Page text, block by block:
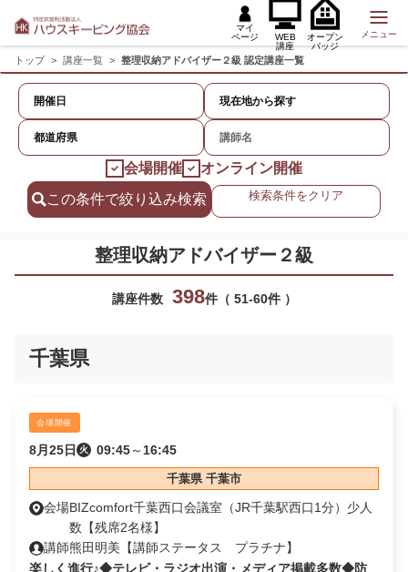
マイ
ページ
WEB
講座
オープン
バッジ
メニュー
トップ > 講座一覧 > 整理収納アドバイザー２級 認定講座一覧
開催日 現在地から探す
会場開催
オンライン開催
この条件で絞り込み検索
検索条件をクリア
整理収納アドバイザー２級
講座件数 398件 51-60件
千葉県
会場開催
8月25日 火 09:45～ 16:45
千葉県 千葉市
会場BIZcomfort千葉西口会議室（JR千葉駅西口1分）少人
数【残席2名様】
講師熊田明美【講師ステータス プラチナ】
楽しく進行♪◆テレビ・ラジオ出演・メディア掲載多数◆防